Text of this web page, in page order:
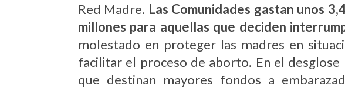
Red Madre. Las Comunidades gastan unos
millones para aquellas que deciden
molestado en proteger las madres en
facilitar el proceso de aborto. En el
que destinan mayores fondos a